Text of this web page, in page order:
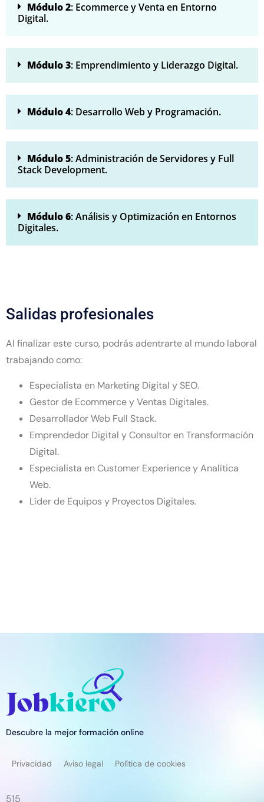
Módulo 2: Ecommerce y Venta en Entorno
Digital.
Módulo 3: Emprendimiento y Liderazgo Digital.
Módulo 4: Desarrollo Web y Programación.
Módulo 5: Administración de Servidores y Full
Stack Development.
Módulo 6: Análisis y Optimización en Entornos
Digitales.
Salidas profesionales
Al finalizar este curso, podrás adentrarte al mundo laboral
trabajando como:
Especialista en Marketing Digital y SEO.
Gestor de Ecommerce y Ventas Digitales.
Desarrollador Web Full Stack.
Emprendedor Digital y Consultor en Transformación
Digital.
Especialista en Customer Experience y Analítica
Web.
Líder de Equipos y Proyectos Digitales.
Descubre la mejor formación online
Privacidad Aviso legal Política de cookies
515